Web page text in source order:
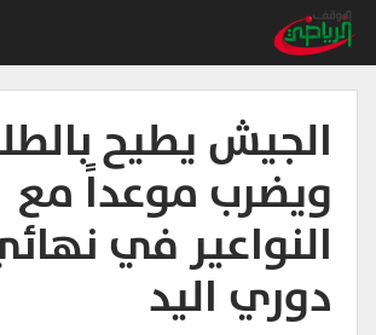
الجيش يطيح
ويضرب موعداً مع
النواعير في
دوري اليد